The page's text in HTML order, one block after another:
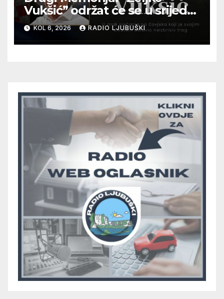
Vukšić” održat će se u srijedu
12. kolovoza u Otoku
KOL 6, 2026 RADIO LJUBUŠKI